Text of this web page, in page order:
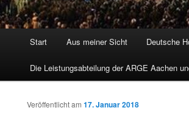
Start Aus meiner Sicht Deutsche
Die Leistungsabteilung der ARGE Aachen
Veröffentlicht am 17. Januar 2018